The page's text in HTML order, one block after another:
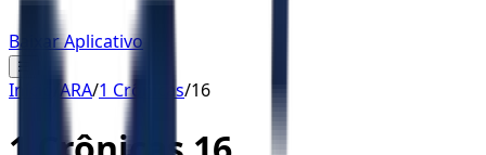
Baixar Aplicativo
☰
Início ARA/1 Crônicas/16